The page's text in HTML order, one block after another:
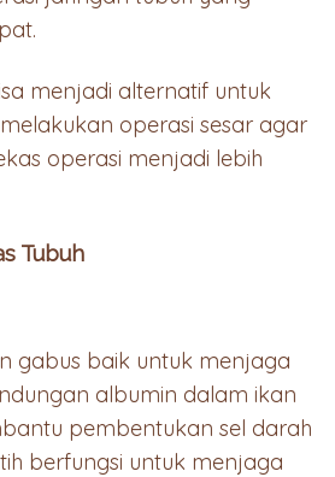
menjadi alternatif untuk
operasi sesar agar
operasi menjadi lebih
Tubuh
gabus baik untuk menjaga
albumin dalam ikan
pembentukan sel darah
berfungsi untuk menjaga